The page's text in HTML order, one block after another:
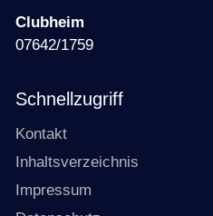
Clubheim
07642/1759
Schnellzugriff
Kontakt
Inhaltsverzeichnis
Impressum